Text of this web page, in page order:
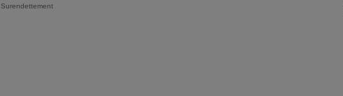
Surendettement